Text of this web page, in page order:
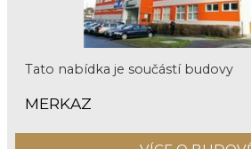
Tato nabídka je součástí budovy
MERKAZ